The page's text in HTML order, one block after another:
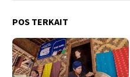
POS TERKAIT